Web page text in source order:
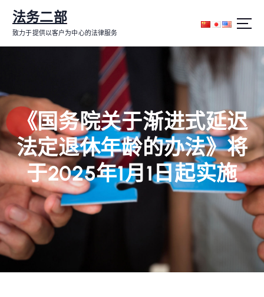
内
法务二部
致力于提供以客户为中心的法律服务
《国务院关于渐进式延迟
法定退休年龄的办法》将
于2025年1月1日起实施